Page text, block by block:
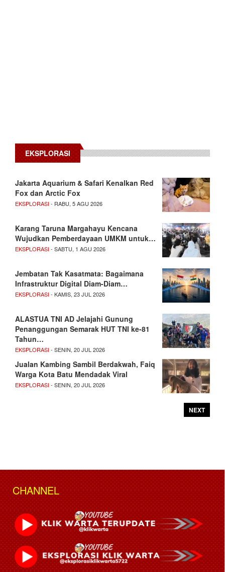
EKSPLORASI
Jakarta Aquarium & Safari Kenalkan Red
Fox dan Arctic Fox
EKSPLORASI- RABU, 5 AGU 2026
Karang Taruna Margahayu Kencana
Wujudkan Pemberdayaan UMKM untuk…
EKSPLORASI- SABTU, 1 AGU 2026
Jembatan Tak Kasatmata: Bagaimana
Infrastruktur Digital Diam-Diam…
EKSPLORASI- KAMIS, 23 JUL 2026
ALASTUA TNI AD Jelajahi Gunung
Penanggungan Semarak HUT TNI ke-81
Tahun…
EKSPLORASI- SENIN, 20 JUL 2026
Jualan Kambing Sambil Berdakwah, Faiq
Warga Kota Batu Mendadak Viral
EKSPLORASI- SENIN, 20 JUL 2026
NEXT
CHANNEL